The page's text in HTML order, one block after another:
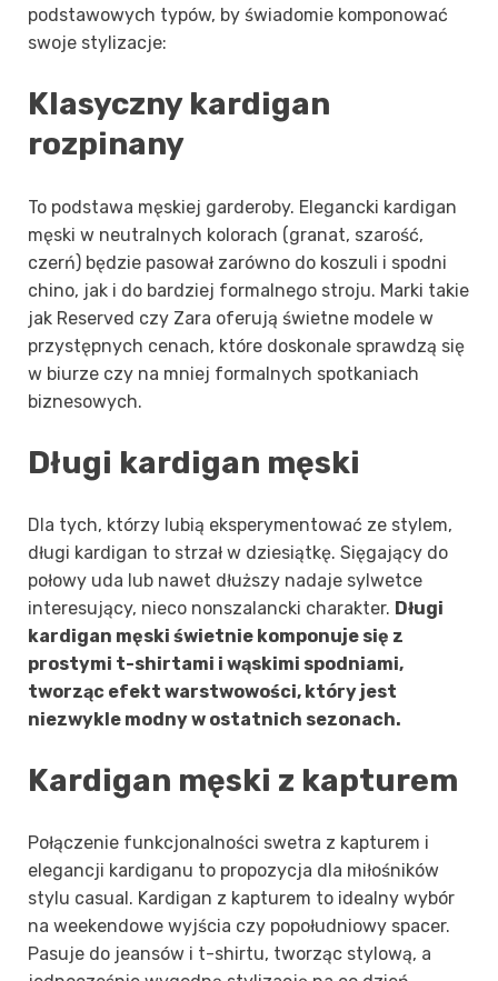
podstawowych typów, by świadomie komponować
swoje stylizacje:
Klasyczny kardigan
rozpinany
To podstawa męskiej garderoby. Elegancki kardigan
męski w neutralnych kolorach (granat, szarość,
czerń) będzie pasował zarówno do koszuli i spodni
chino, jak i do bardziej formalnego stroju. Marki takie
jak Reserved czy Zara oferują świetne modele w
przystępnych cenach, które doskonale sprawdzą się
w biurze czy na mniej formalnych spotkaniach
biznesowych.
Długi kardigan męski
Dla tych, którzy lubią eksperymentować ze stylem,
długi kardigan to strzał w dziesiątkę. Sięgający do
połowy uda lub nawet dłuższy nadaje sylwetce
interesujący, nieco nonszalancki charakter. Długi
kardigan męski świetnie komponuje się z
prostymi t-shirtami i wąskimi spodniami,
tworząc efekt warstwowości, który jest
niezwykle modny w ostatnich sezonach.
Kardigan męski z kapturem
Połączenie funkcjonalności swetra z kapturem i
elegancji kardiganu to propozycja dla miłośników
stylu casual. Kardigan z kapturem to idealny wybór
na weekendowe wyjścia czy popołudniowy spacer.
Pasuje do jeansów i t-shirtu, tworząc stylową, a